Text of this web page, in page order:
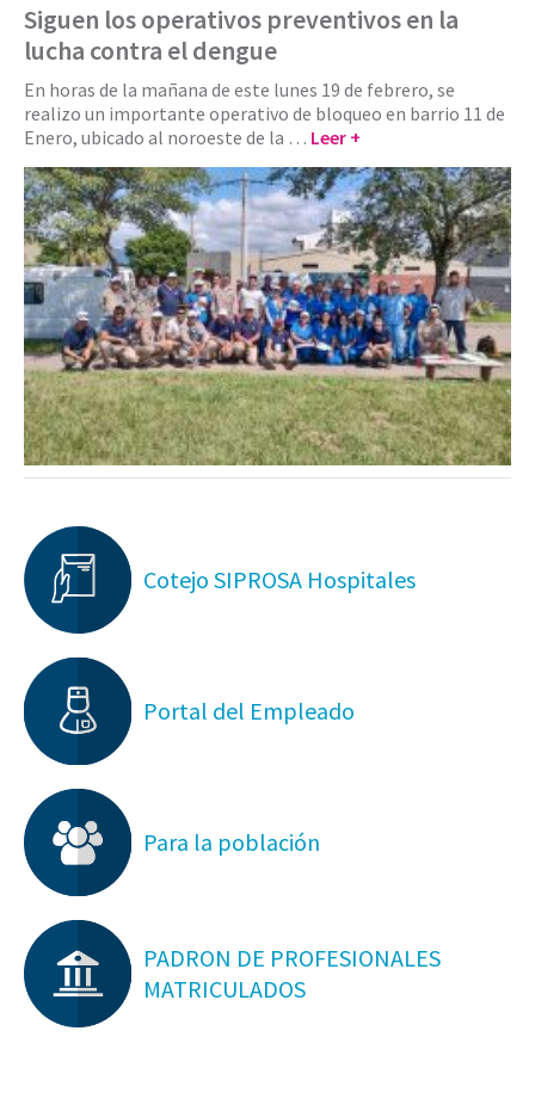
Siguen los operativos preventivos en la
lucha contra el dengue
En horas de la mañana de este lunes 19 de febrero, se
realizo un importante operativo de bloqueo en barrio 11 de
Enero, ubicado al noroeste de la … Leer +
Cotejo SIPROSA Hospitales
Portal del Empleado
Para la población
PADRON DE PROFESIONALES
MATRICULADOS